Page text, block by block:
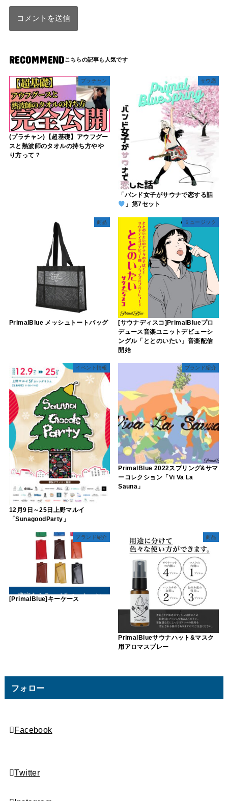
RECOMMEND
プラチャン
(プラチャン)【超基礎】アウフグー
スと熱波師のタオルの持ち方やや
り方って？
サウ恋
「バンド女子がサウナで恋する話
」第7セット
商品
PrimalBlue メッシュトートバッグ
ミュージック
[サウナディスコ]PrimalBlueプロ
デュース音楽ユニットデビューシ
ングル「ととのいたい」音楽配信
開始
イベント情報
12月9日～25日上野マルイ
「SunagoodParty」
ブランド紹介
PrimalBlue 2022スプリング&サマ
ーコレクション「Vi Va La
Sauna」
ブランド紹介
[PrimalBlue]キーケース
商品
PrimalBlueサウナハット&マスク
用アロマスプレー
フォロー
Facebook
Twitter